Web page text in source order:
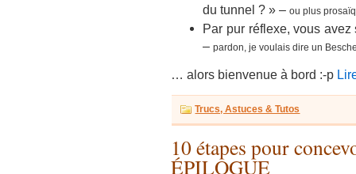
du tunnel ? » –ou plus
Par pur réflexe, vous
–pardon, je voulais dire un
… alors bienvenue à bord :-p
Trucs, Astuces & Tutos
10 étapes pour
ÉPILOGUE